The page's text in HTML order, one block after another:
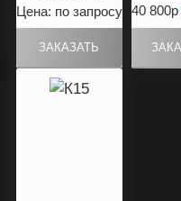
Цена: по запросу 40 800р